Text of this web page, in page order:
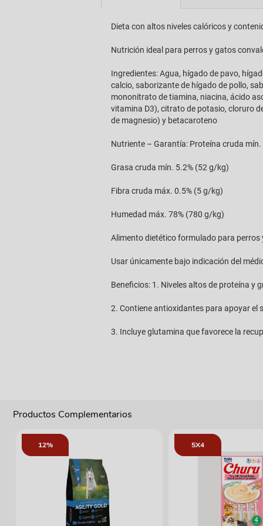
Dieta con altos niveles calóricos y
Nutrición ideal para perros y gatos
Ingredientes: Agua, hígado de pavo,
calcio, saborizante de hígado de pollo,
mononitrato de tiamina, niacina, ácido
vitamina D3), citrato de potasio, cloruro
de magnesio) y betacaroteno
Nutriente – Garantía: Proteína cruda
Grasa cruda mín. 5.2% (52 g/kg)
Fibra cruda máx. 0.5% (5 g/kg)
Humedad máx. 78% (780 g/kg)
Alimento dietético formulado para perros
Usar únicamente bajo indicación del
Beneficios: 1. Niveles altos de proteína y
2. Contiene antioxidantes para apoyar el
3. Incluye glutamina que favorece la
Productos Complementarios
12% 5X4